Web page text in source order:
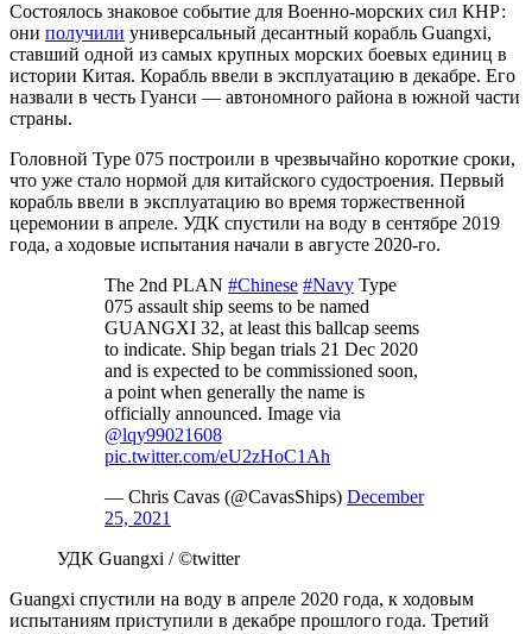
Состоялось знаковое событие для Военно-морских сил КНР:
они получили универсальный десантный корабль Guangxi,
ставший одной из самых крупных морских боевых единиц в
истории Китая. Корабль ввели в эксплуатацию в декабре. Его
назвали в честь Гуанси — автономного района в южной части
страны.
Головной Type 075 построили в чрезвычайно короткие сроки,
что уже стало нормой для китайского судостроения. Первый
корабль ввели в эксплуатацию во время торжественной
церемонии в апреле. УДК спустили на воду в сентябре 2019
года, а ходовые испытания начали в августе 2020-го.
The 2nd PLAN #Chinese #Navy Type
075 assault ship seems to be named
GUANGXI 32, at least this ballcap seems
to indicate. Ship began trials 21 Dec 2020
and is expected to be commissioned soon,
a point when generally the name is
officially announced. Image via
@lqy99021608
pic.twitter.com/eU2zHoC1Ah
— Chris Cavas (@CavasShips) December
25, 2021
УДК Guangxi / ©twitter
Guangxi спустили на воду в апреле 2020 года, к ходовым
испытаниям приступили в декабре прошлого года. Третий